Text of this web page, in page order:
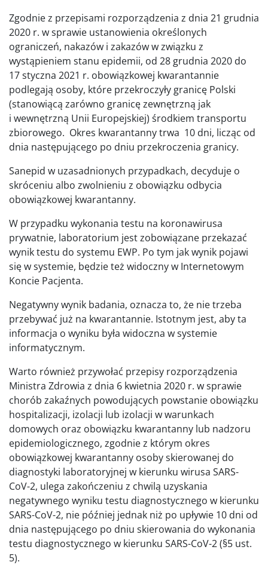
Zgodnie z przepisami rozporządzenia z dnia 21 grudnia
2020 r. w sprawie ustanowienia określonych
ograniczeń, nakazów i zakazów w związku z
wystąpieniem stanu epidemii, od 28 grudnia 2020 do
17 styczna 2021 r. obowiązkowej kwarantannie
podlegają osoby, które przekroczyły granicę Polski
(stanowiącą zarówno granicę zewnętrzną jak
i wewnętrzną Unii Europejskiej) środkiem transportu
zbiorowego. Okres kwarantanny trwa 10 dni, licząc od
dnia następującego po dniu przekroczenia granicy.
Sanepid w uzasadnionych przypadkach, decyduje o
skróceniu albo zwolnieniu z obowiązku odbycia
obowiązkowej kwarantanny.
W przypadku wykonania testu na koronawirusa
prywatnie, laboratorium jest zobowiązane przekazać
wynik testu do systemu EWP. Po tym jak wynik pojawi
się w systemie, będzie też widoczny w Internetowym
Koncie Pacjenta.
Negatywny wynik badania, oznacza to, że nie trzeba
przebywać już na kwarantannie. Istotnym jest, aby ta
informacja o wyniku była widoczna w systemie
informatycznym.
Warto również przywołać przepisy rozporządzenia
Ministra Zdrowia z dnia 6 kwietnia 2020 r. w sprawie
chorób zakaźnych powodujących powstanie obowiązku
hospitalizacji, izolacji lub izolacji w warunkach
domowych oraz obowiązku kwarantanny lub nadzoru
epidemiologicznego, zgodnie z którym okres
obowiązkowej kwarantanny osoby skierowanej do
diagnostyki laboratoryjnej w kierunku wirusa SARS-
CoV-2, ulega zakończeniu z chwilą uzyskania
negatywnego wyniku testu diagnostycznego w kierunku
SARS-CoV-2, nie później jednak niż po upływie 10 dni od
dnia następującego po dniu skierowania do wykonania
testu diagnostycznego w kierunku SARS-CoV-2 (§5 ust.
5).